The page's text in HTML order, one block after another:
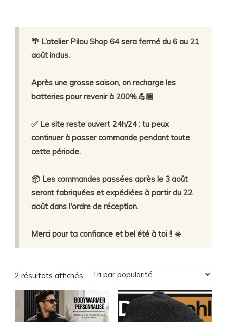
🌴 L’atelier Pilou Shop 64 sera fermé du 6 au 21
août inclus.
Après une grosse saison, on recharge les
batteries pour revenir à 200%.💪🏼
✅ Le site reste ouvert 24h/24 : tu peux
continuer à passer commande pendant toute
cette période.
📦 Les commandes passées après le 3 août
seront fabriquées et expédiées à partir du 22
août dans l'ordre de réception.
Merci pour ta confiance et bel été à toi !! ☀️
2 résultats affichésTrié
par
popularité